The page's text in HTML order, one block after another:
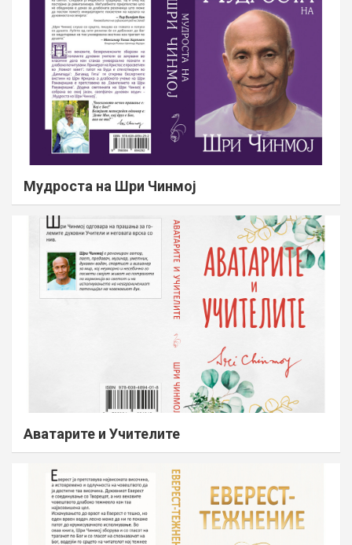
Мудроста на Шри Чинмој
Аватарите и Учителите